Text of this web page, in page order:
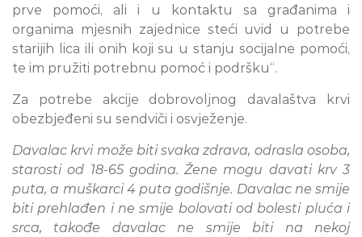
prve pomoći, ali i u kontaktu sa građanima i
organima mjesnih zajednice steći uvid u potrebe
starijih lica ili onih koji su u stanju socijalne pomoći,
te im pružiti potrebnu pomoć i podršku“.
Za potrebe akcije dobrovoljnog davalaštva krvi
obezbjeđeni su sendviči i osvježenje.
Davalac krvi može biti svaka zdrava, odrasla osoba,
starosti od 18-65 godina. Žene mogu davati krv 3
puta, a muškarci 4 puta godišnje. Davalac ne smije
biti prehlađen i ne smije bolovati od bolesti pluća i
srca, takođe davalac ne smije biti na nekoj